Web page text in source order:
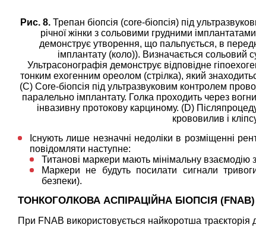
Рис. 8.Трепан біопсія (core-біопсія) під
річної жінки з сольовими грудними
демонструє утворення, що пальпується, в
імплантату (коло)). Визначається сольовий
Ультрасонографія демонструє відповідне
тонким ехогенним ореолом (стрілка), який
(C) Core-біопсія під ультразвуковим контролем
паралельно імплантату. Голка проходить через
інвазивну протокову карциному. (D)
крововилив і
Існують лише незначні недоліки в розміщенні
повідомляти наступне:
Титанові маркери мають мінімальну взаємодію
Маркери не будуть посилати сигнали
безпеки).
ТОНКОГОЛКОВА АСПІРАЦІЙНА БІОПСІЯ (FNAB)
При FNAB використовується найкоротша